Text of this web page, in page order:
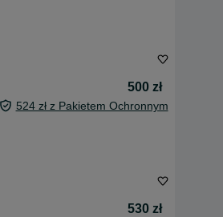
500 zł
524 zł z Pakietem Ochronnym
530 zł